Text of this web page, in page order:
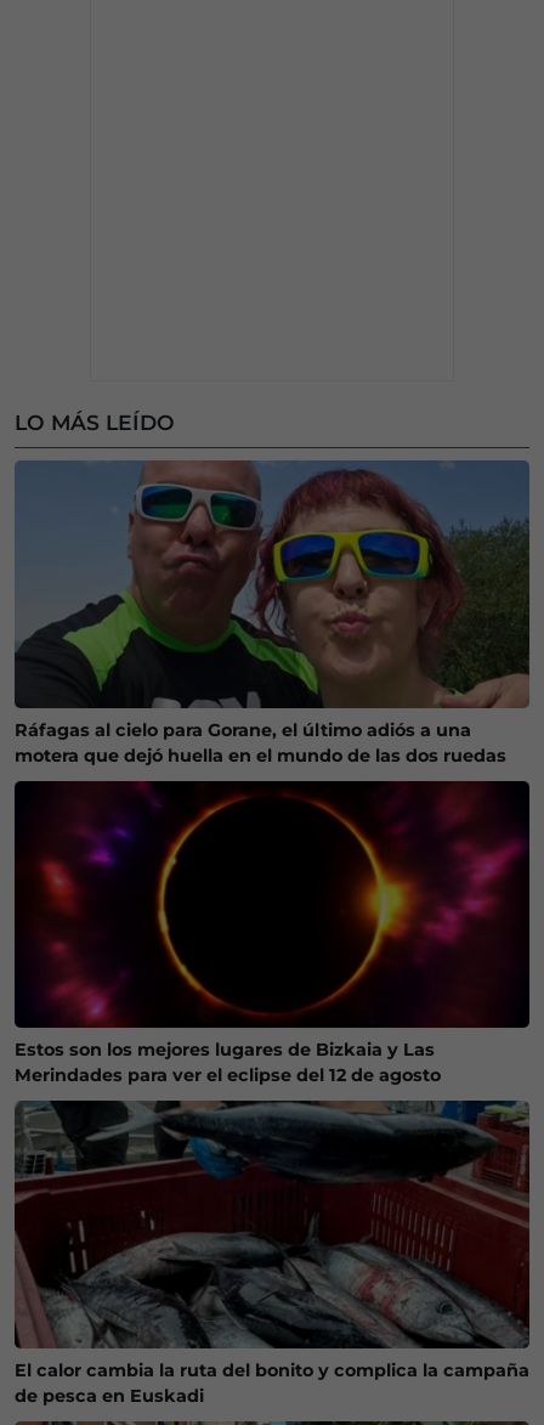
LO MÁS LEÍDO
Ráfagas al cielo para Gorane, el último adiós a una
motera que dejó huella en el mundo de las dos ruedas
Estos son los mejores lugares de Bizkaia y Las
Merindades para ver el eclipse del 12 de agosto
El calor cambia la ruta del bonito y complica la campaña
de pesca en Euskadi